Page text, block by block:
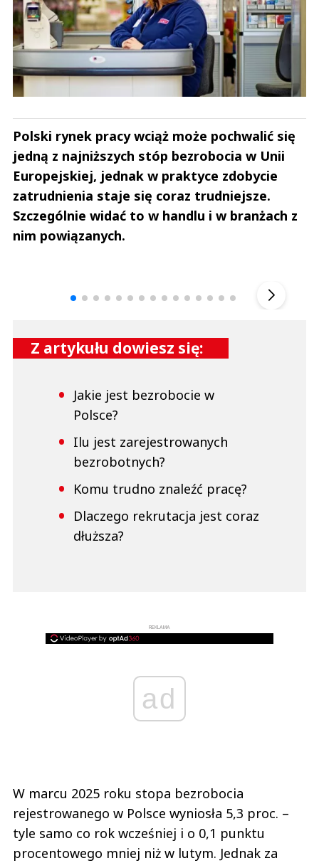
Polski rynek pracy wciąż może pochwalić się
jedną z najniższych stóp bezrobocia w Unii
Europejskiej, jednak w praktyce zdobycie
zatrudnienia staje się coraz trudniejsze.
Szczególnie widać to w handlu i w branżach z
nim powiązanych.
Z artykułu dowiesz się:
Jakie jest bezrobocie w
Polsce?
Ilu jest zarejestrowanych
bezrobotnych?
Komu trudno znaleźć pracę?
Dlaczego rekrutacja jest coraz
dłuższa?
REKLAMA
ad
W marcu 2025 roku stopa bezrobocia
rejestrowanego w Polsce wyniosła 5,3 proc. –
tyle samo co rok wcześniej i o 0,1 punktu
procentowego mniej niż w lutym. Jednak za